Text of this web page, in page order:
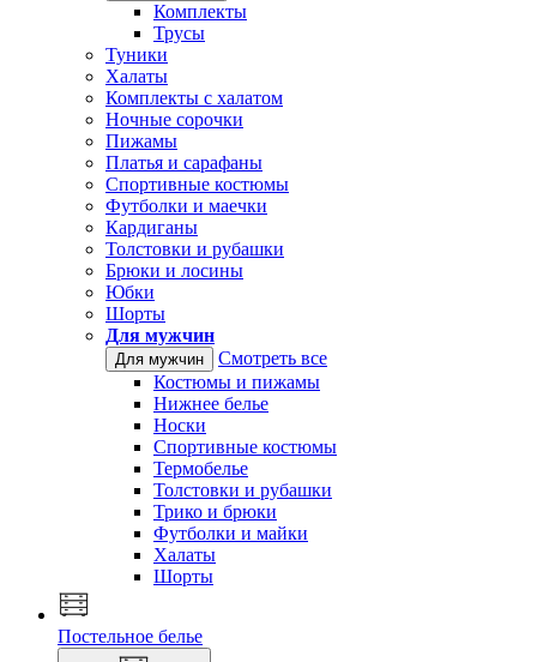
Комплекты
Трусы
Туники
Халаты
Комплекты с халатом
Ночные сорочки
Пижамы
Платья и сарафаны
Спортивные костюмы
Футболки и маечки
Кардиганы
Толстовки и рубашки
Брюки и лосины
Юбки
Шорты
Для мужчин
Для мужчин
Смотреть все
Костюмы и пижамы
Нижнее белье
Носки
Спортивные костюмы
Термобелье
Толстовки и рубашки
Трико и брюки
Футболки и майки
Халаты
Шорты
Постельное белье